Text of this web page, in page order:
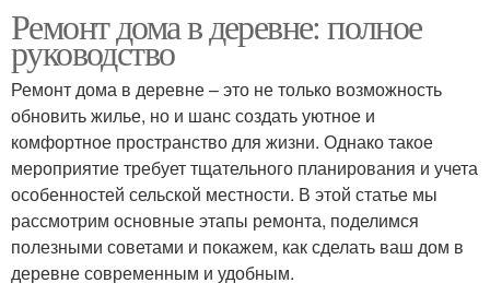
Ремонт дома в деревне: полное
руководство
Ремонт дома в деревне – это не только возможность
обновить жилье, но и шанс создать уютное и
комфортное пространство для жизни. Однако такое
мероприятие требует тщательного планирования и учета
особенностей сельской местности. В этой статье мы
рассмотрим основные этапы ремонта, поделимся
полезными советами и покажем, как сделать ваш дом в
деревне современным и удобным.